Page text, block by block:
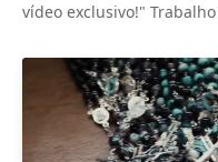
vídeo exclusivo!"